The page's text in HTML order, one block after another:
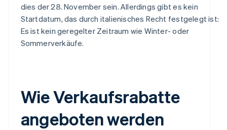
dies der 28. November sein. Allerdings gibt es kein
Startdatum, das durch italienisches Recht festgelegt ist:
Es ist kein geregelter Zeitraum wie Winter- oder
Sommerverkäufe.
Wie Verkaufsrabatte
angeboten werden